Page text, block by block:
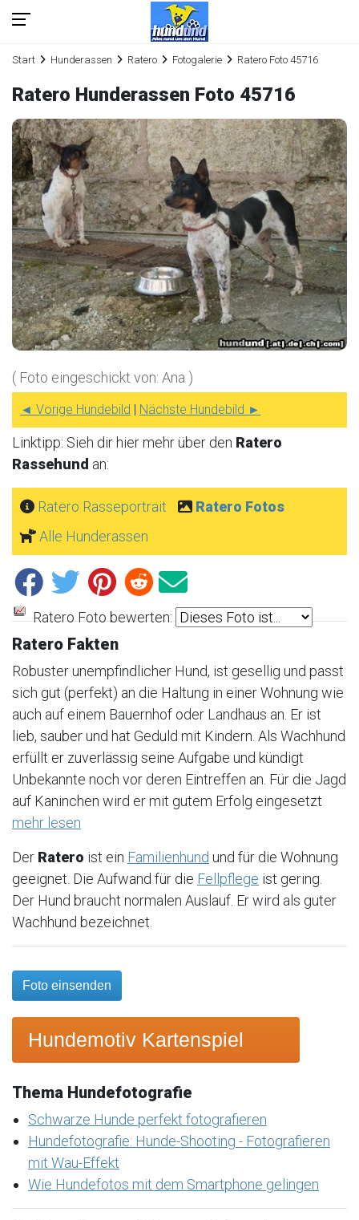
Start Hunderassen Ratero Fotogalerie Ratero Foto 45716
Ratero Hunderassen Foto 45716
( Foto eingeschickt von: Ana )
◄ Vorige Hundebild | Nächste Hundebild ►
Linktipp: Sieh dir hier mehr über den Ratero
Rassehund an:
Ratero Rasseportrait
Ratero Fotos
Alle Hunderassen
Ratero Foto bewerten:
Ratero Fakten
Robuster unempfindlicher Hund, ist gesellig und passt
sich gut (perfekt) an die Haltung in einer Wohnung wie
auch auf einem Bauernhof oder Landhaus an. Er ist
lieb, sauber und hat Geduld mit Kindern. Als Wachhund
erfüllt er zuverlässig seine Aufgabe und kündigt
Unbekannte noch vor deren Eintreffen an. Für die Jagd
auf Kaninchen wird er mit gutem Erfolg eingesetzt
mehr lesen
Der Ratero ist ein Familienhund und für die Wohnung
geeignet. Die Aufwand für die Fellpflege ist gering.
Der Hund braucht normalen Auslauf. Er wird als guter
Wachhund bezeichnet.
Foto einsenden
Hundemotiv Kartenspiel
Thema Hundefotografie
Schwarze Hunde perfekt fotografieren
Hundefotografie: Hunde-Shooting - Fotografieren
mit Wau-Effekt
Wie Hundefotos mit dem Smartphone gelingen